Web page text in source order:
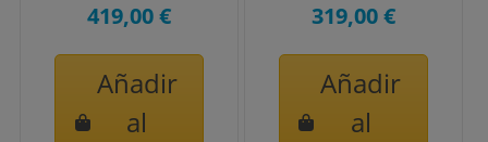
419,00 €
Añadir
al
319,00 €
Añadir
al